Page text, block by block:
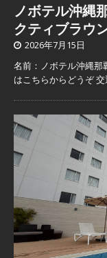
ノボテル沖縄
クティブラウ
2026年7月15日
名前：ノボテル沖縄那
はこちらからどうぞ 交